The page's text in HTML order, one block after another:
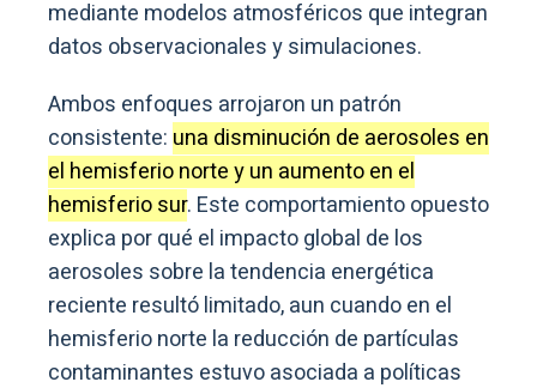
mediante modelos atmosféricos que integran
datos observacionales y simulaciones.
Ambos enfoques arrojaron un patrón
consistente: una disminución de aerosoles en
el hemisferio norte y un aumento en el
hemisferio sur. Este comportamiento opuesto
explica por qué el impacto global de los
aerosoles sobre la tendencia energética
reciente resultó limitado, aun cuando en el
hemisferio norte la reducción de partículas
contaminantes estuvo asociada a políticas